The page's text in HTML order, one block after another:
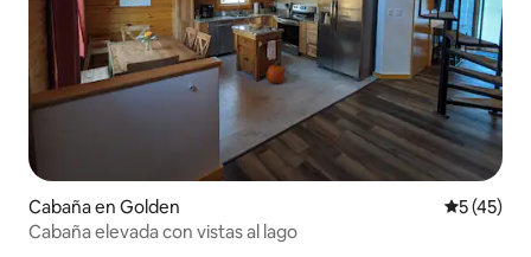
Cabaña en Golden
5 (45)
Cabaña elevada con vistas al lago